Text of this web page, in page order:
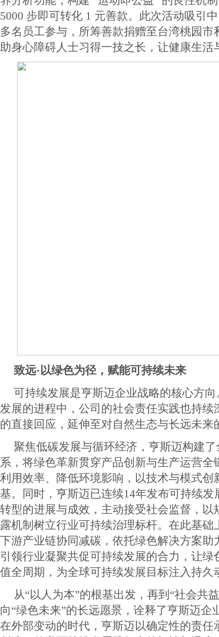
5000 步即可转化 1 元善款。此次活动吸引
多名员工参与，所筹善款捐赠至台湾桃园市
助身心障碍人士习得一技之长，让健康生活
致远·以绿色为径，赋能可持续未来
可持续发展是亨斯迈企业战略的核心方
发展的进程中，公司的社会责任实践也持
的直接回应，延伸至对自然生态与长远未来
聚焦低碳发展与循环经济，亨斯迈构建
系，将绿色革新贯穿产品创新与生产运营全
利用效率、降低环境影响，以技术与模式创
基。同时，亨斯迈已连续14年发布可持续
转型的进展与成效，主动接受社会监督，以
露机制树立行业可持续治理标杆。在此基础
下游产业链协同减碳，依托绿色解决方案助
引领行业凝聚共促可持续发展的合力，让绿
值全周期，为全球可持续发展目标注入持久
从“以人为本”的根基出发，再到“社会共
向“绿色未来”的长远愿景，诠释了亨斯迈企
在外部变动的时代，亨斯迈以确定性的责任